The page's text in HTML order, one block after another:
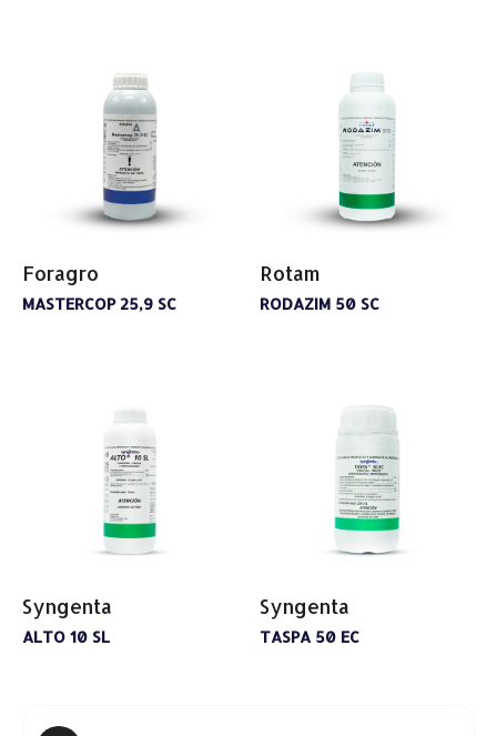
Foragro
MASTERCOP 25,9 SC
Rotam
RODAZIM 50 SC
Syngenta
ALTO 10 SL
Syngenta
TASPA 50 EC